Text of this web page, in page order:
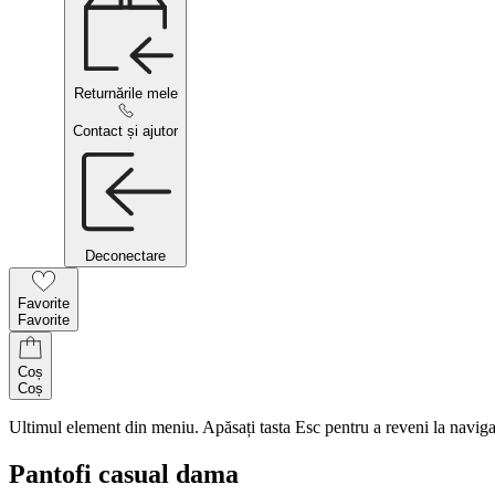
Returnările mele
Contact și ajutor
Deconectare
Favorite
Favorite
Coș
Coș
Ultimul element din meniu. Apăsați tasta Esc pentru a reveni la
Pantofi casual dama